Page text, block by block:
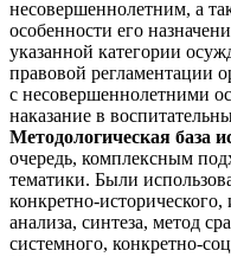
несовершеннолетним, а
особенности его
указанной категории
правовой регламентации
с несовершеннолетними
наказание в
Методологическая база
очередь, комплексным
тематики. Были
конкретно-
анализа, синтеза, метод
системного, конкретно-